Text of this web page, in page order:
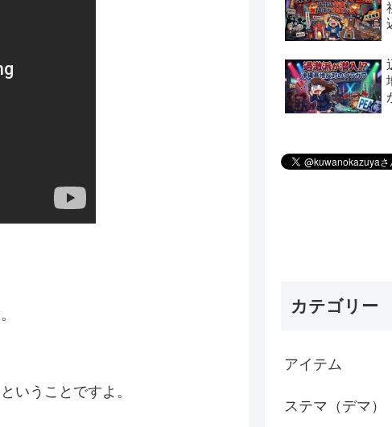
いうことですよ。
カテゴリー
アイテム
ステマ（デマ）